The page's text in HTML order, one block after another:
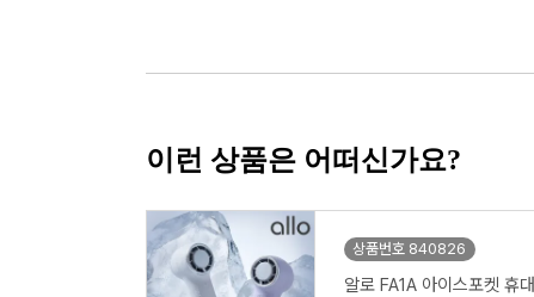
이런 상품은 어떠신가요?
상품번호 840826
알로 FA1A 아이스포켓 휴대